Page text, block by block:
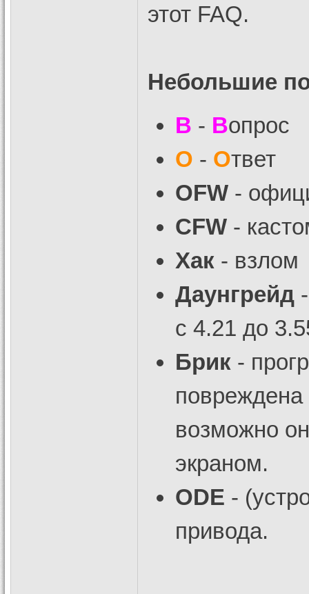
этот FAQ.
Небольшие
В - Вопрос
О - Ответ
OFW -
CFW -
Хак - взлом
Даунгрейд
с 4.21 до
Брик -
повреждена
возможно
экраном.
ODE -
привода.